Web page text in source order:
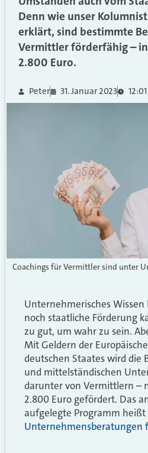
Denn wie unser
erklärt, sind bestimmte
Vermittler förderfähig –
2.800 Euro.
Peter 31. Januar 2023
Coachings für Vermittler sind unter
Unternehmerisches
noch staatliche Förderung
zu gut, um wahr zu sein.
Mit Geldern der
deutschen Staates wird die
und mittelständischen
darunter von Vermittlern –
2.800 Euro gefördert. Das
aufgelegte Programm heißt
Unternehmensberatungen